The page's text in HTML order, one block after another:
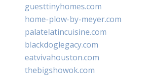
guesttinyhomes.com
home-plow-by-meyer.com
palatelatincuisine.com
blackdoglegacy.com
eatvivahouston.com
thebigshowok.com